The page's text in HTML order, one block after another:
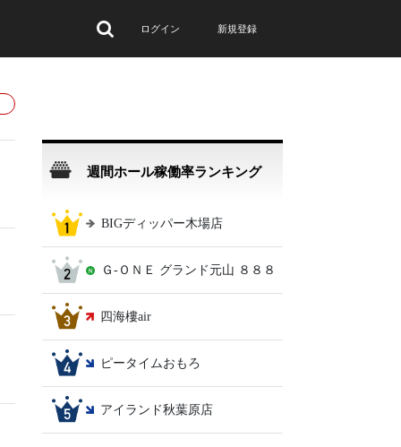
ログイン 新規登録
週間ホール稼働率ランキング
BIGディッパー木場店
Ｇ‐ＯＮＥ グランド元山 ８８８
四海樓air
ピータイムおもろ
アイランド秋葉原店